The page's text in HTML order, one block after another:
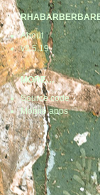
About
v3.5.19
MORE…
Source code
Mobile apps